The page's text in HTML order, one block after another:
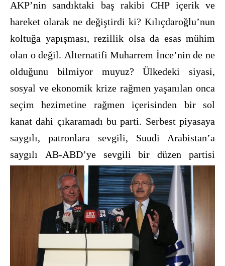
AKP’nin sandıktaki baş rakibi CHP içerik ve
hareket olarak ne değiştirdi ki? Kılıçdaroğlu’nun
koltuğa yapışması, rezillik olsa da esas mühim
olan o değil. Alternatifi Muharrem İnce’nin de ne
olduğunu bilmiyor muyuz? Ülkedeki siyasi,
sosyal ve ekonomik krize rağmen yaşanılan onca
seçim hezimetine rağmen içerisinden bir sol
kanat dahi çıkaramadı bu parti. Serbest piyasaya
saygılı, patronlara sevgili, Suudi Arabistan’a
saygılı AB-ABD’ye sevgili bir düzen partisi